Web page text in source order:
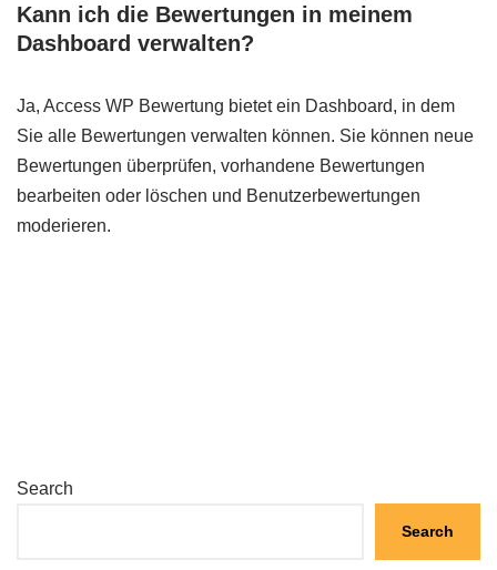
Kann ich die Bewertungen in meinem
Dashboard verwalten?
Ja, Access WP Bewertung bietet ein Dashboard, in dem
Sie alle Bewertungen verwalten können. Sie können neue
Bewertungen überprüfen, vorhandene Bewertungen
bearbeiten oder löschen und Benutzerbewertungen
moderieren.
Search
Search